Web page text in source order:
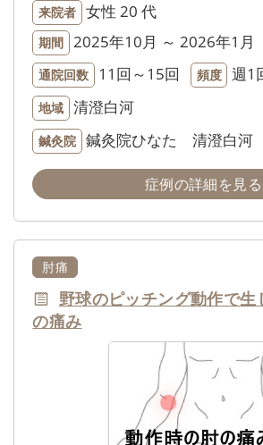
来院者 女性 20 代
期間 2025年10月 ～ 2026年1月
通院回数 11回～15回 頻度 週1
地域 清澄白河
鍼灸院 鍼灸院ひなた 清澄白河
症例の詳細を見る
肘痛
野球のピッチング動作で生
の痛み